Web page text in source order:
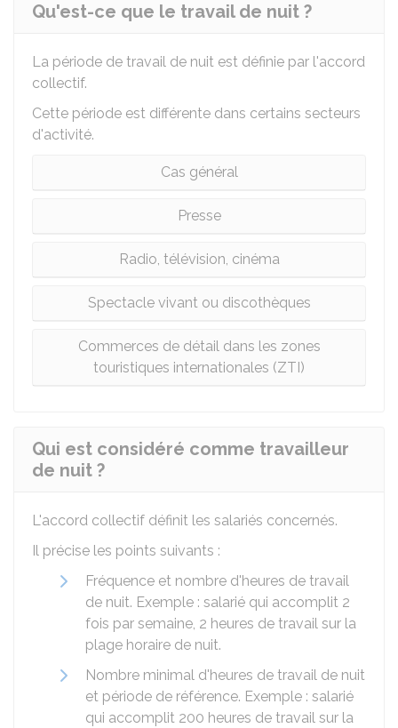
Qu'est-ce que le travail de nuit ?
La période de travail de nuit est définie par l'accord
collectif.
Cette période est différente dans certains secteurs
d'activité.
Cas général
Presse
Radio, télévision, cinéma
Spectacle vivant ou discothèques
Commerces de détail dans les zones
touristiques internationales (ZTI)
Qui est considéré comme travailleur
de nuit ?
L'accord collectif définit les salariés concernés.
Il précise les points suivants :
Fréquence et nombre d'heures de travail
de nuit. Exemple : salarié qui accomplit 2
fois par semaine, 2 heures de travail sur la
plage horaire de nuit.
Nombre minimal d'heures de travail de nuit
et période de référence. Exemple : salarié
qui accomplit 200 heures de travail sur la